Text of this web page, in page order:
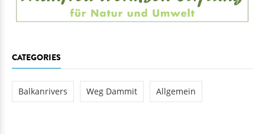
CATEGORIES
Balkanrivers Weg Dammit Allgemein